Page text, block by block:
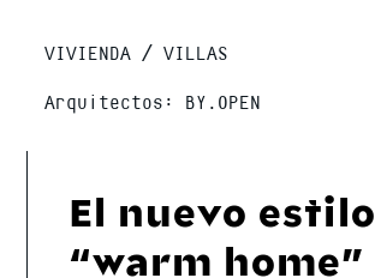
VIVIENDA / VILLAS
Arquitectos: BY.OPEN
El nuevo estilo
“warm home”